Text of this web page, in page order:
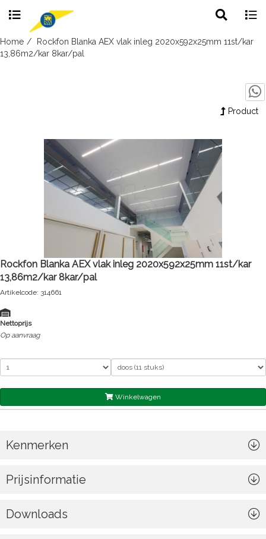
Skip
to
search
Home
Rockfon Blanka AEX vlak inleg 2020x592x25mm 11st/kar
13,86m2/kar 8kar/pal
Product
Rockfon Blanka AEX vlak inleg 2020x592x25mm 11st/kar
13,86m2/kar 8kar/pal
Artikelcode: 314661
Nettoprijs
Op aanvraag
Winkelwagen
Kenmerken
Prijsinformatie
Downloads